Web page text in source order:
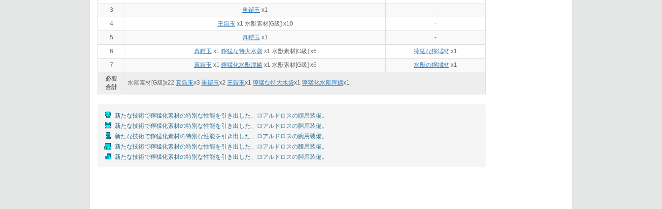
3
重鎧玉 x1
-
4
王鎧玉 x1 水獣素材[G級] x10
-
5
真鎧玉 x1
-
6
真鎧玉 x1 獰猛な特大水袋x1 水獣素材[G級] x6 獰猛な獰端材 x1
7
真鎧玉 x1 獰猛化水獣厚鱗x1 水獣素材[G級] x6 水獣の獰端材 x1
必要
合計
水獣素材[G級]x22 真鎧玉x3 重鎧玉x2 王鎧玉x1 獰猛な特大水袋x1 獰猛化水獣厚鱗x1
新たな技術で獰猛化素材の特別な性能を引き出した、ロアルドロスの頭用装備。
新たな技術で獰猛化素材の特別な性能を引き出した、ロアルドロスの胴用装備。
新たな技術で獰猛化素材の特別な性能を引き出した、ロアルドロスの腕用装備。
新たな技術で獰猛化素材の特別な性能を引き出した、ロアルドロスの腰用装備。
新たな技術で獰猛化素材の特別な性能を引き出した、ロアルドロスの脚用装備。